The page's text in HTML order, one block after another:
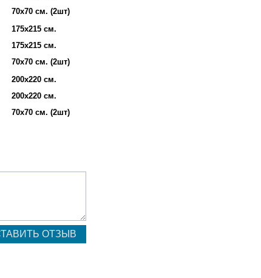
70х70 см. (2шт)
175х215 см.
175х215 см.
70х70 см. (2шт)
200х220 см.
200х220 см.
70х70 см. (2шт)